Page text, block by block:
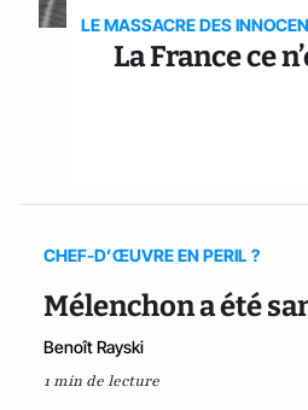
LE MASSACRE DES
La France ce
CHEF-D’ŒUVRE EN PERIL ?
Mélenchon a été
Benoît Rayski
1 min de lecture